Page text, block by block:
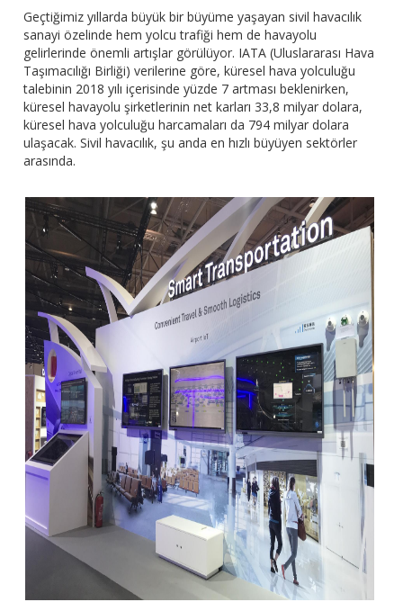
Geçtiğimiz yıllarda büyük bir büyüme yaşayan sivil havacılık
sanayi özelinde hem yolcu trafiği hem de havayolu
gelirlerinde önemli artışlar görülüyor. IATA (Uluslararası Hava
Taşımacılığı Birliği) verilerine göre, küresel hava yolculuğu
talebinin 2018 yılı içerisinde yüzde 7 artması beklenirken,
küresel havayolu şirketlerinin net karları 33,8 milyar dolara,
küresel hava yolculuğu harcamaları da 794 milyar dolara
ulaşacak. Sivil havacılık, şu anda en hızlı büyüyen sektörler
arasında.